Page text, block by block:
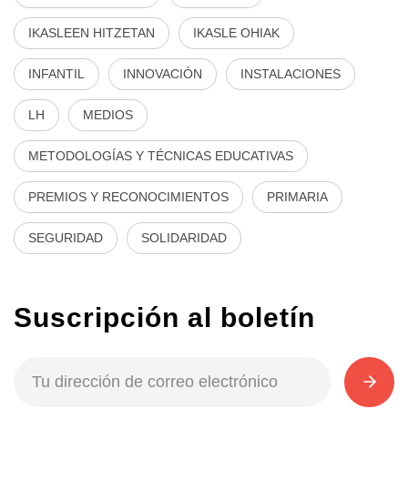
IKASLEEN HITZETAN IKASLE OHIAK
INFANTIL INNOVACIÓN INSTALACIONES
LH MEDIOS
METODOLOGÍAS Y TÉCNICAS EDUCATIVAS
PREMIOS Y RECONOCIMIENTOS PRIMARIA
SEGURIDAD SOLIDARIDAD
Suscripción al boletín